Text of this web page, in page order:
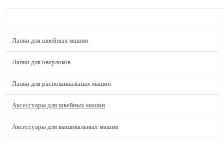
Лапки для швейных машин
Лапки для оверлоков
Лапки для распошивальных машин
Аксессуары для швейных машин
Аксессуары для вышивальных машин